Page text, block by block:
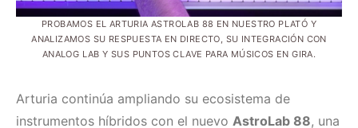
PROBAMOS EL ARTURIA ASTROLAB 88 EN NUESTRO PLATÓ Y
ANALIZAMOS SU RESPUESTA EN DIRECTO, SU INTEGRACIÓN CON
ANALOG LAB Y SUS PUNTOS CLAVE PARA MÚSICOS EN GIRA.
Arturia continúa ampliando su ecosistema de
instrumentos híbridos con el nuevo AstroLab 88, una